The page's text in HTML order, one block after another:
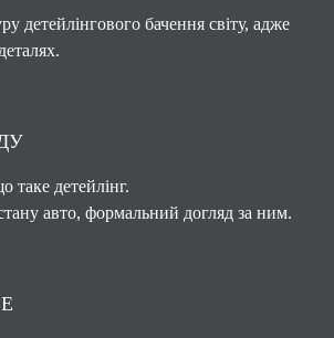
детейлінгового бачення світу, адже
детейлінг.
авто, формальний догляд за ним.